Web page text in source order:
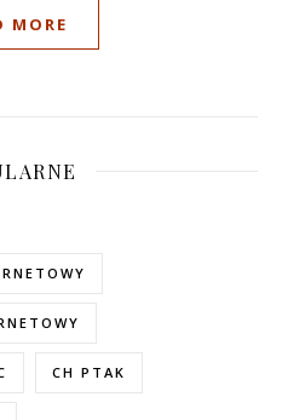
MORE
CH PTAK